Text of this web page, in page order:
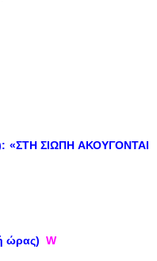
«ΣΤΗ ΣΙΩΠΗ ΑΚΟΥΓΟΝΤΑΙ
ώρας) W